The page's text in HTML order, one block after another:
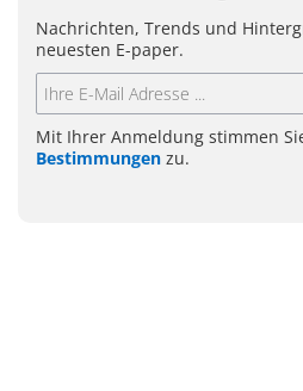
Nachrichten, Trends und
neuesten E-paper.
Mit Ihrer Anmeldung stimmen
Bestimmungen zu.